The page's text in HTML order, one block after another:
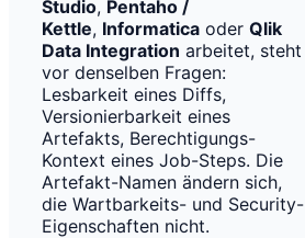
Studio, Pentaho /
Kettle, Informatica oder Qlik
Data Integration arbeitet, steht
vor denselben Fragen:
Lesbarkeit eines Diffs,
Versionierbarkeit eines
Artefakts, Berechtigungs-
Kontext eines Job-Steps. Die
Artefakt-Namen ändern sich,
die Wartbarkeits- und Security-
Eigenschaften nicht.